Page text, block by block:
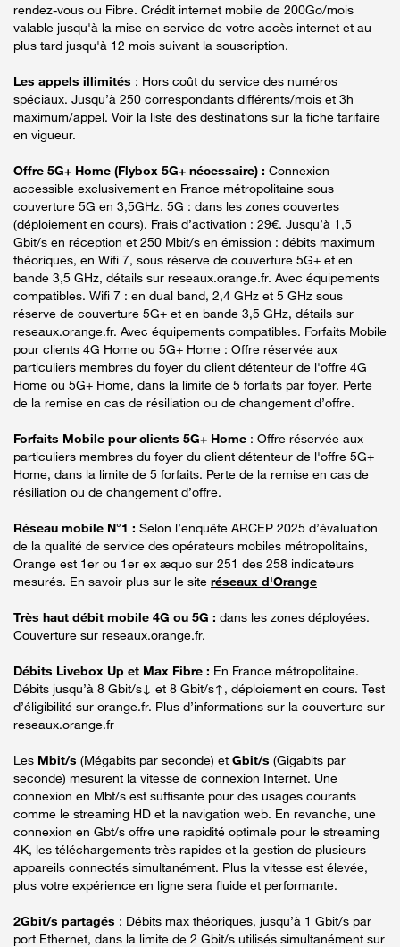
rendez-vous ou Fibre. Crédit internet mobile de 200Go/mois
valable jusqu'à la mise en service de votre accès internet et au
plus tard jusqu'à 12 mois suivant la souscription.
Les appels illimités : Hors coût du service des numéros
spéciaux. Jusqu’à 250 correspondants différents/mois et 3h
maximum/appel. Voir la liste des destinations sur la fiche tarifaire
en vigueur.
Offre 5G+ Home (Flybox 5G+ nécessaire) : Connexion
accessible exclusivement en France métropolitaine sous
couverture 5G en 3,5GHz. 5G : dans les zones couvertes
(déploiement en cours). Frais d’activation : 29€. Jusqu’à 1,5
Gbit/s en réception et 250 Mbit/s en émission : débits maximum
théoriques, en Wifi 7, sous réserve de couverture 5G+ et en
bande 3,5 GHz, détails sur reseaux.orange.fr. Avec équipements
compatibles. Wifi 7 : en dual band, 2,4 GHz et 5 GHz sous
réserve de couverture 5G+ et en bande 3,5 GHz, détails sur
reseaux.orange.fr. Avec équipements compatibles. Forfaits Mobile
pour clients 4G Home ou 5G+ Home : Offre réservée aux
particuliers membres du foyer du client détenteur de l'offre 4G
Home ou 5G+ Home, dans la limite de 5 forfaits par foyer. Perte
de la remise en cas de résiliation ou de changement d’offre.
Forfaits Mobile pour clients 5G+ Home : Offre réservée aux
particuliers membres du foyer du client détenteur de l'offre 5G+
Home, dans la limite de 5 forfaits. Perte de la remise en cas de
résiliation ou de changement d’offre.
Réseau mobile N°1 : Selon l’enquête ARCEP 2025 d’évaluation
de la qualité de service des opérateurs mobiles métropolitains,
Orange est 1er ou 1er ex æquo sur 251 des 258 indicateurs
mesurés. En savoir plus sur le site réseaux d'Orange
Très haut débit mobile 4G ou 5G : dans les zones déployées.
Couverture sur reseaux.orange.fr.
Débits Livebox Up et Max Fibre : En France métropolitaine.
Débits jusqu’à 8 Gbit/s↓ et 8 Gbit/s↑, déploiement en cours. Test
d’éligibilité sur orange.fr. Plus d’informations sur la couverture sur
reseaux.orange.fr
Les Mbit/s (Mégabits par seconde) et Gbit/s (Gigabits par
seconde) mesurent la vitesse de connexion Internet. Une
connexion en Mbt/s est suffisante pour des usages courants
comme le streaming HD et la navigation web. En revanche, une
connexion en Gbt/s offre une rapidité optimale pour le streaming
4K, les téléchargements très rapides et la gestion de plusieurs
appareils connectés simultanément. Plus la vitesse est élevée,
plus votre expérience en ligne sera fluide et performante.
2Gbit/s partagés : Débits max théoriques, jusqu’à 1 Gbit/s par
port Ethernet, dans la limite de 2 Gbit/s utilisés simultanément sur